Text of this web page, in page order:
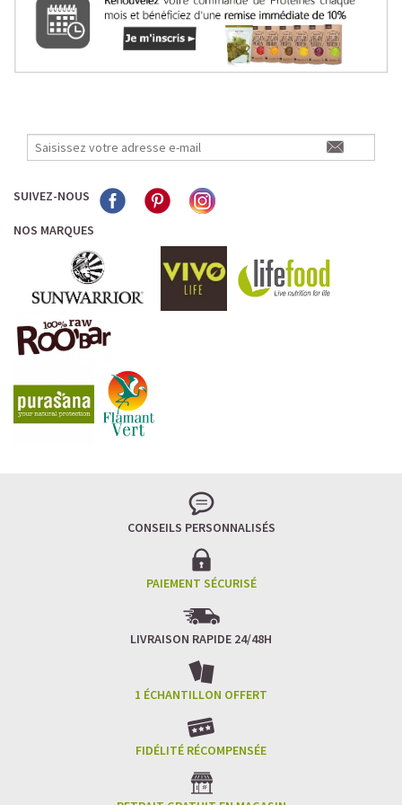
LE PLAISIR D’UN DESSERT GLACÉ, SANS LE SUCRE EN
TROP
Imaginez un caramel fondant qui se mêle à un café
frappé crémeux, sans sucre raffiné et boosté en
réconcilie dessert glacé et nutrition.
fringale. Pour les gourmands qui veulent se faire plaisir
sans sacrifier leurs objectifs.
Café frappé au Caramel Protéiné
SUIVEZ-NOUS
NOS MARQUES
CONSEILS PERSONNALISÉS
PAIEMENT SÉCURISÉ
LIVRAISON RAPIDE 24/48H
1 ÉCHANTILLON OFFERT
FIDÉLITÉ RÉCOMPENSÉE